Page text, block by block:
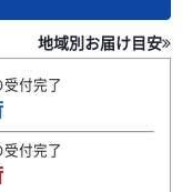
地域別お届け目安
受付完了
受付完了